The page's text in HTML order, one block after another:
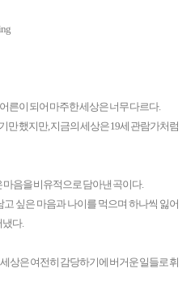
른이 되어 마주한 세상은 너무 다르다.
만 했지만, 지금의 세상은 19세 관람가처럼
마음을 비유적으로 담아낸 곡이다.
싶은 마음과 나이를 먹으며 하나씩 잃어
냈다.
상은 여전히 감당하기에 버거운 일들로 휘